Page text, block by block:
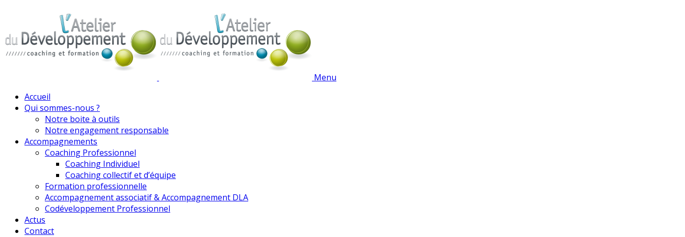
Menu
Accueil
Qui sommes-nous ?
Notre boite à outils
Notre engagement responsable
Accompagnements
Coaching Professionnel
Coaching Individuel
Coaching collectif et d’équipe
Formation professionnelle
Accompagnement associatif & Accompagnement DLA
Codéveloppement Professionnel
Actus
Contact